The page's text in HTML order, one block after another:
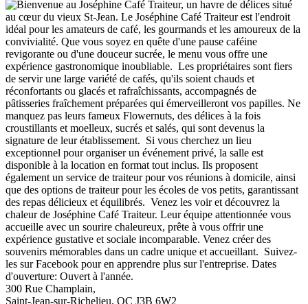
300 Rue Champlain,
Saint-Jean-sur-Richelieu, QC J3B 6W2